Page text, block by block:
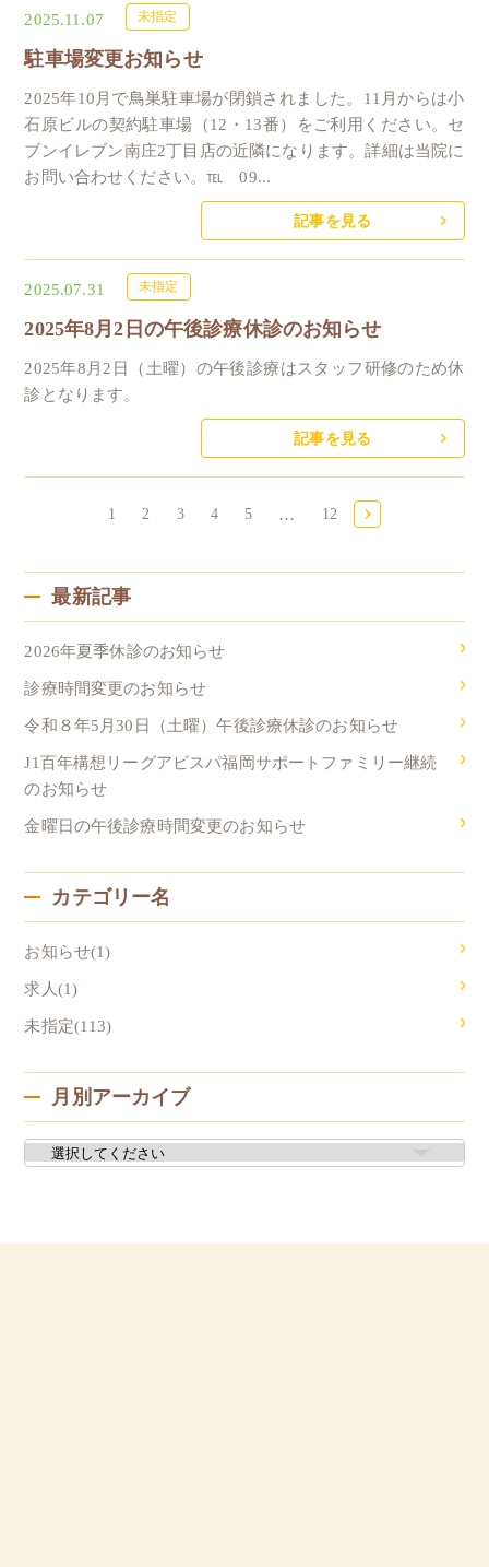
2025.11.07 未指定
駐車場変更お知らせ
2025年10月で鳥巣駐車場が閉鎖されました。11月からは小
石原ビルの契約駐車場（12・13番）をご利用ください。セ
ブンイレブン南庄2丁目店の近隣になります。詳細は当院に
お問い合わせください。℡ 09...
記事を見る
2025.07.31 未指定
2025年8月2日の午後診療休診のお知らせ
2025年8月2日（土曜）の午後診療はスタッフ研修のため休
診となります。
記事を見る
1 2 3 4 5 … 12 ›
最新記事
2026年夏季休診のお知らせ
診療時間変更のお知らせ
令和８年5月30日（土曜）午後診療休診のお知らせ
J1百年構想リーグアビスパ福岡サポートファミリー継続
のお知らせ
金曜日の午後診療時間変更のお知らせ
カテゴリー名
お知らせ(1)
求人(1)
未指定(113)
月別アーカイブ